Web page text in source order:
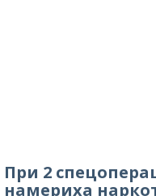
При 2
намериха